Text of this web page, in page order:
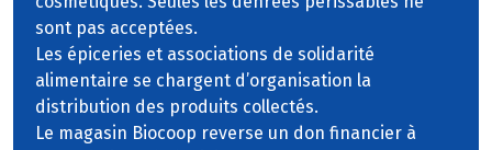
sont pas acceptées.
Les épiceries et associations de solidarité
alimentaire se chargent d’organisation la
distribution des produits collectés.
Le magasin Biocoop reverse un don financier à